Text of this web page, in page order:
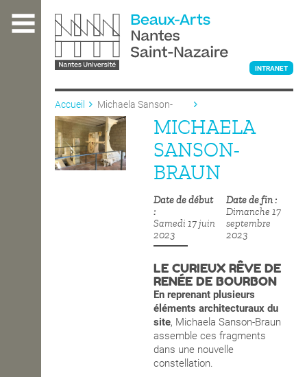
contenu
L'ÉCOLE
INTRANET
Accueil
Michaela Sanson-
Braun
MICHAELA
SANSON-
BRAUN
Date de début
Samedi 17 juin
2023
Date de fin
Dimanche 17
septembre
2023
LE CURIEUX RÊVE DE
RENÉE DE BOURBON
En reprenant plusieurs
éléments architecturaux du
site, Michaela Sanson-Braun
assemble ces fragments
dans une nouvelle
constellation.